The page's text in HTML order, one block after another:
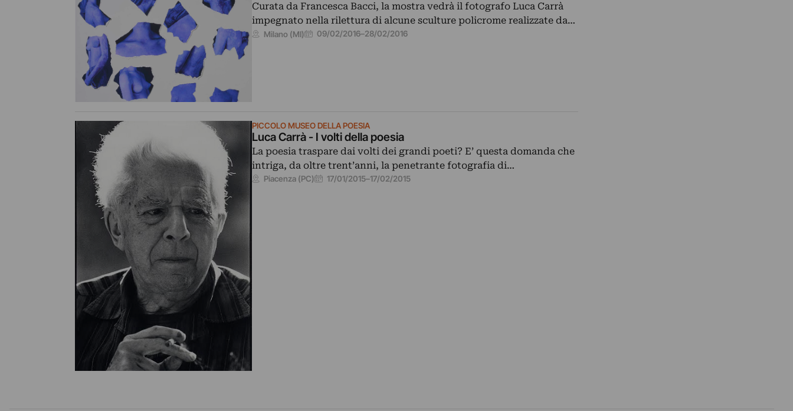
Curata da Francesca Bacci, la mostra vedrà il fotografo Luca Carrà
impegnato nella rilettura di alcune sculture policrome realizzate da…
Milano (MI) 09/02/2016–28/02/2016
PICCOLO MUSEO DELLA POESIA
Luca Carrà - I volti della poesia
La poesia traspare dai volti dei grandi poeti? E’ questa domanda che
intriga, da oltre trent’anni, la penetrante fotografia di…
Piacenza (PC) 17/01/2015–17/02/2015